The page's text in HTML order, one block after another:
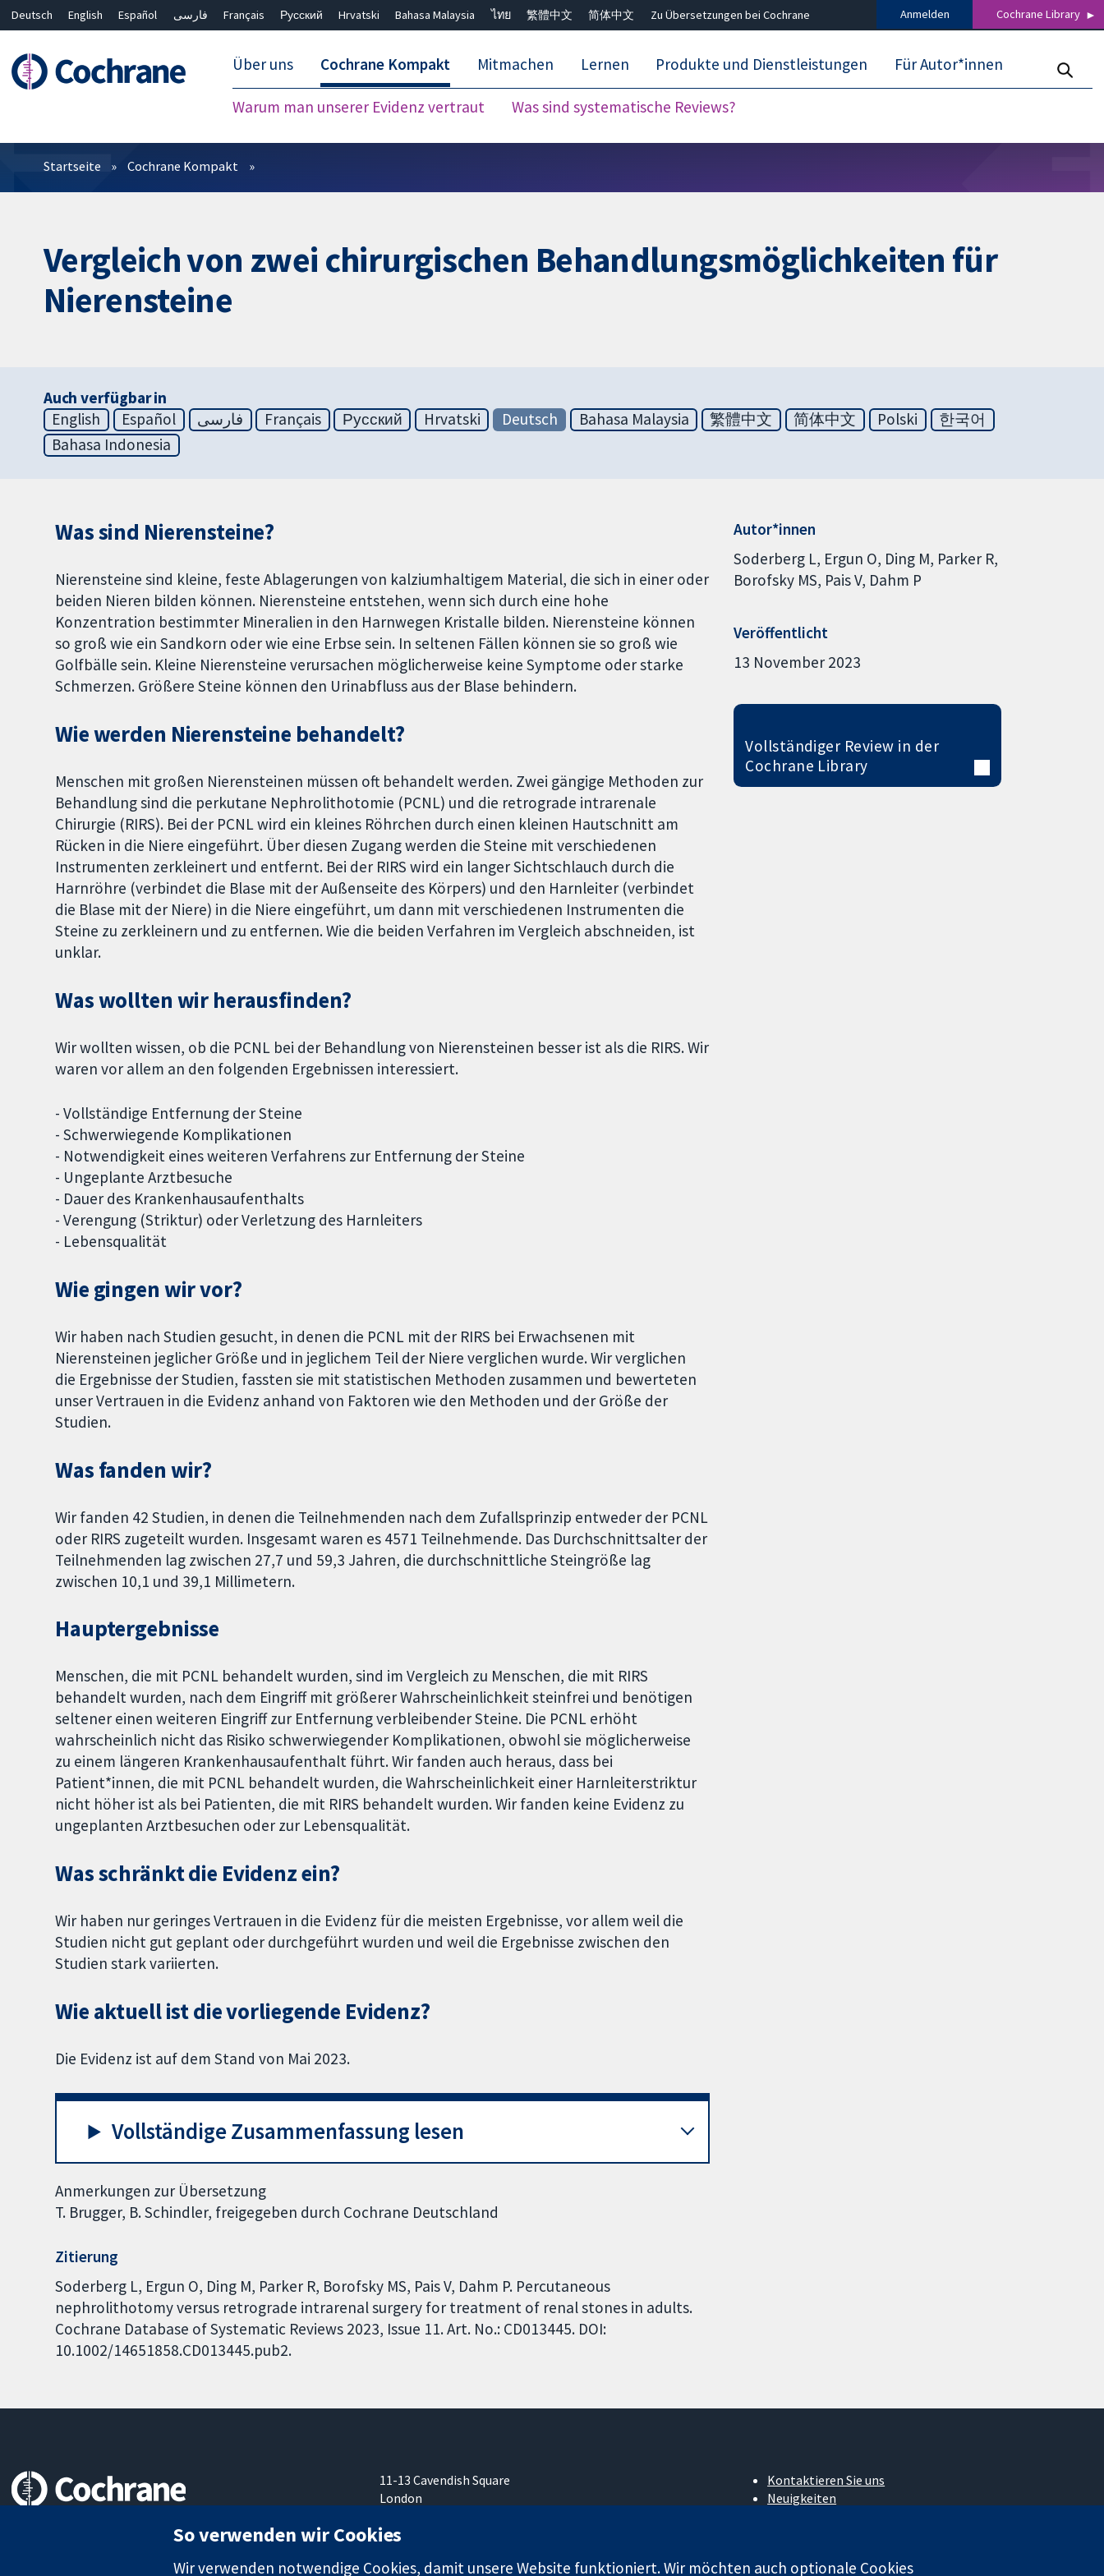
Deutsch English Español فارسی Français Русский Hrvatski Bahasa Malaysia ไทย 繁體中文 简体中文 Zu Übersetzungen bei Cochrane Anmelden Cochrane Library
Über uns Cochrane Kompakt
Warum man unserer Evidenz vertraut Was sind systematische Reviews?
Mitmachen Lernen Produkte und Dienstleistungen Für Autor*innen
Filter
Startseite Cochrane Kompakt
Vergleich von zwei chirurgischen Behandlungsmöglichkeiten für
Nierensteine
Auch verfügbar in
English
Español فارسی Français Русский Hrvatski Deutsch Bahasa Malaysia 繁體中文 简体中文 Polski
한국어
Bahasa Indonesia
Was sind Nierensteine?
Nierensteine sind kleine, feste Ablagerungen von kalziumhaltigem Material, die sich in einer oder
beiden Nieren bilden können. Nierensteine entstehen, wenn sich durch eine hohe
Konzentration bestimmter Mineralien in den Harnwegen Kristalle bilden. Nierensteine können
so groß wie ein Sandkorn oder wie eine Erbse sein. In seltenen Fällen können sie so groß wie
Golfbälle sein. Kleine Nierensteine verursachen möglicherweise keine Symptome oder starke
Schmerzen. Größere Steine können den Urinabfluss aus der Blase behindern.
Wie werden Nierensteine behandelt?
Menschen mit großen Nierensteinen müssen oft behandelt werden. Zwei gängige Methoden zur
Behandlung sind die perkutane Nephrolithotomie (PCNL) und die retrograde intrarenale
Chirurgie (RIRS). Bei der PCNL wird ein kleines Röhrchen durch einen kleinen Hautschnitt am
Rücken in die Niere eingeführt. Über diesen Zugang werden die Steine mit verschiedenen
Instrumenten zerkleinert und entfernt. Bei der RIRS wird ein langer Sichtschlauch durch die
Harnröhre (verbindet die Blase mit der Außenseite des Körpers) und den Harnleiter (verbindet
die Blase mit der Niere) in die Niere eingeführt, um dann mit verschiedenen Instrumenten die
Steine zu zerkleinern und zu entfernen. Wie die beiden Verfahren im Vergleich abschneiden, ist
unklar.
Was wollten wir herausfinden?
Wir wollten wissen, ob die PCNL bei der Behandlung von Nierensteinen besser ist als die RIRS. Wir
waren vor allem an den folgenden Ergebnissen interessiert.
- Vollständige Entfernung der Steine
- Schwerwiegende Komplikationen
- Notwendigkeit eines weiteren Verfahrens zur Entfernung der Steine
- Ungeplante Arztbesuche
- Dauer des Krankenhausaufenthalts
- Verengung (Striktur) oder Verletzung des Harnleiters
- Lebensqualität
Wie gingen wir vor?
Wir haben nach Studien gesucht, in denen die PCNL mit der RIRS bei Erwachsenen mit
Nierensteinen jeglicher Größe und in jeglichem Teil der Niere verglichen wurde. Wir verglichen
die Ergebnisse der Studien, fassten sie mit statistischen Methoden zusammen und bewerteten
unser Vertrauen in die Evidenz anhand von Faktoren wie den Methoden und der Größe der
Studien.
Was fanden wir?
Wir fanden 42 Studien, in denen die Teilnehmenden nach dem Zufallsprinzip entweder der PCNL
oder RIRS zugeteilt wurden. Insgesamt waren es 4571 Teilnehmende. Das Durchschnittsalter der
Teilnehmenden lag zwischen 27,7 und 59,3 Jahren, die durchschnittliche Steingröße lag
zwischen 10,1 und 39,1 Millimetern.
Hauptergebnisse
Menschen, die mit PCNL behandelt wurden, sind im Vergleich zu Menschen, die mit RIRS
behandelt wurden, nach dem Eingriff mit größerer Wahrscheinlichkeit steinfrei und benötigen
seltener einen weiteren Eingriff zur Entfernung verbleibender Steine. Die PCNL erhöht
wahrscheinlich nicht das Risiko schwerwiegender Komplikationen, obwohl sie möglicherweise
zu einem längeren Krankenhausaufenthalt führt. Wir fanden auch heraus, dass bei
Patient*innen, die mit PCNL behandelt wurden, die Wahrscheinlichkeit einer Harnleiterstriktur
nicht höher ist als bei Patienten, die mit RIRS behandelt wurden. Wir fanden keine Evidenz zu
ungeplanten Arztbesuchen oder zur Lebensqualität.
Was schränkt die Evidenz ein?
Wir haben nur geringes Vertrauen in die Evidenz für die meisten Ergebnisse, vor allem weil die
Studien nicht gut geplant oder durchgeführt wurden und weil die Ergebnisse zwischen den
Studien stark variierten.
Wie aktuell ist die vorliegende Evidenz?
Die Evidenz ist auf dem Stand von Mai 2023.
Vollständige Zusammenfassung lesen
Anmerkungen zur Übersetzung
T. Brugger, B. Schindler, freigegeben durch Cochrane Deutschland
Zitierung
Soderberg L, Ergun O, Ding M, Parker R, Borofsky MS, Pais V, Dahm P. Percutaneous
nephrolithotomy versus retrograde intrarenal surgery for treatment of renal stones in adults.
Cochrane Database of Systematic Reviews 2023, Issue 11. Art. No.: CD013445. DOI:
10.1002/14651858.CD013445.pub2.
Autor*innen
Soderberg L Ergun O Ding M Parker R
Borofsky MS Pais V Dahm P
Veröffentlicht
13 November 2023
Vollständiger Review in der
Cochrane Library
11-13 Cavendish Square
London
Vereinigtes Königreich
Kontaktieren Sie uns
Neuigkeiten
Cochrane Library
So verwenden wir Cookies
Wir verwenden notwendige Cookies, damit unsere Website funktioniert. Wir möchten auch optionale Cookies